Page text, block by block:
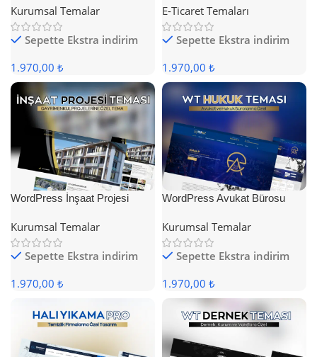
Kurumsal Temalar
Sepette Ekstra indirim
1.970,00 ₺
E-Ticaret Temaları
Sepette Ekstra indirim
1.970,00 ₺
WordPress İnşaat Projesi
Kurumsal Temalar
Sepette Ekstra indirim
1.970,00 ₺
WordPress Avukat Bürosu
Kurumsal Temalar
Sepette Ekstra indirim
1.970,00 ₺